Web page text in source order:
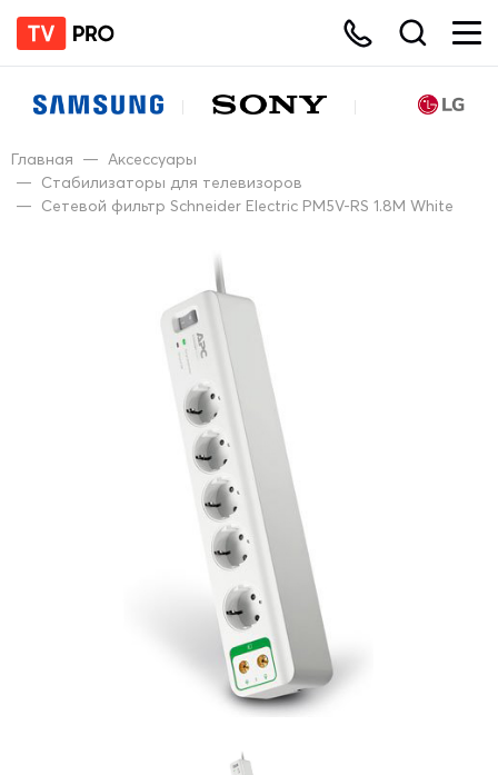
Главная — Аксессуары
— Стабилизаторы для телевизоров
— Сетевой фильтр Schneider Electric PM5V-RS 1.8M White